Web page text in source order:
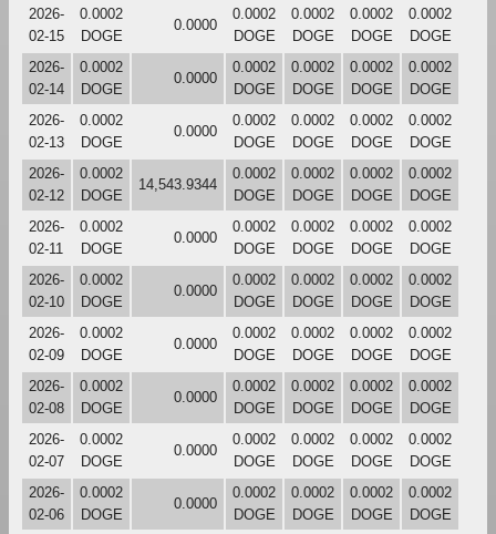
2026-
02-15
0.0002
DOGE
0.0000
0.0002
DOGE
0.0002
DOGE
0.0002
DOGE
0.0002
DOGE
2026-
02-14
0.0002
DOGE
0.0000
0.0002
DOGE
0.0002
DOGE
0.0002
DOGE
0.0002
DOGE
2026-
02-13
0.0002
DOGE
0.0000
0.0002
DOGE
0.0002
DOGE
0.0002
DOGE
0.0002
DOGE
2026-
02-12
0.0002
DOGE
14,543.9344
0.0002
DOGE
0.0002
DOGE
0.0002
DOGE
0.0002
DOGE
2026-
02-11
0.0002
DOGE
0.0000
0.0002
DOGE
0.0002
DOGE
0.0002
DOGE
0.0002
DOGE
2026-
02-10
0.0002
DOGE
0.0000
0.0002
DOGE
0.0002
DOGE
0.0002
DOGE
0.0002
DOGE
2026-
02-09
0.0002
DOGE
0.0000
0.0002
DOGE
0.0002
DOGE
0.0002
DOGE
0.0002
DOGE
2026-
02-08
0.0002
DOGE
0.0000
0.0002
DOGE
0.0002
DOGE
0.0002
DOGE
0.0002
DOGE
2026-
02-07
0.0002
DOGE
0.0000
0.0002
DOGE
0.0002
DOGE
0.0002
DOGE
0.0002
DOGE
2026-
02-06
0.0002
DOGE
0.0000
0.0002
DOGE
0.0002
DOGE
0.0002
DOGE
0.0002
DOGE